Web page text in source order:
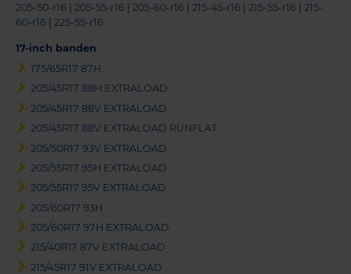
205-50-r16
205-55-r16 205-60-r16 215-45-r16 215-55-r16
215-
60-r16
225-55-r16
17-inch banden
175/65R17 87H
205/45R17 88H EXTRALOAD
205/45R17 88V EXTRALOAD
205/45R17 88V EXTRALOAD RUNFLAT
205/50R17 93V EXTRALOAD
205/55R17 95H EXTRALOAD
205/55R17 95V EXTRALOAD
205/60R17 93H
205/60R17 97H EXTRALOAD
215/40R17 87V EXTRALOAD
215/45R17 91V EXTRALOAD